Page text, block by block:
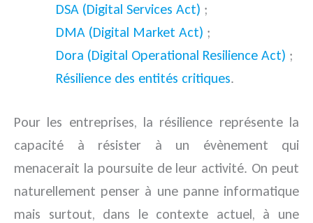
DSA (Digital Services Act) ;
DMA (Digital Market Act) ;
Dora (Digital Operational Resilience Act) ;
Résilience des entités critiques.
Pour les entreprises, la résilience représente la
capacité à résister à un évènement qui
menacerait la poursuite de leur activité. On peut
naturellement penser à une panne informatique
mais surtout, dans le contexte actuel, à une